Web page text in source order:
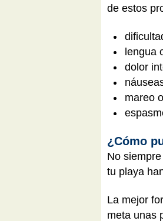
de estos
lengua
dolor
mareo
¿Cómo
No
tu playa
La mejor
meta unas